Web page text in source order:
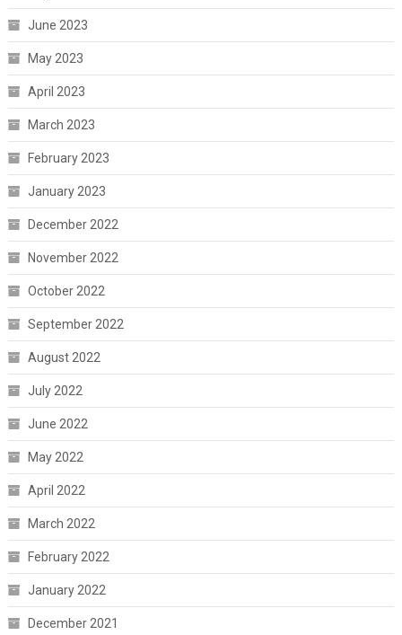
June 2023
May 2023
April 2023
March 2023
February 2023
January 2023
December 2022
November 2022
October 2022
September 2022
August 2022
July 2022
June 2022
May 2022
April 2022
March 2022
February 2022
January 2022
December 2021